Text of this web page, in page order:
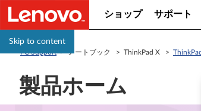
Skip to content
ショップ サポート
PC Support> ノートブック > ThinkPad X >
製品ホーム